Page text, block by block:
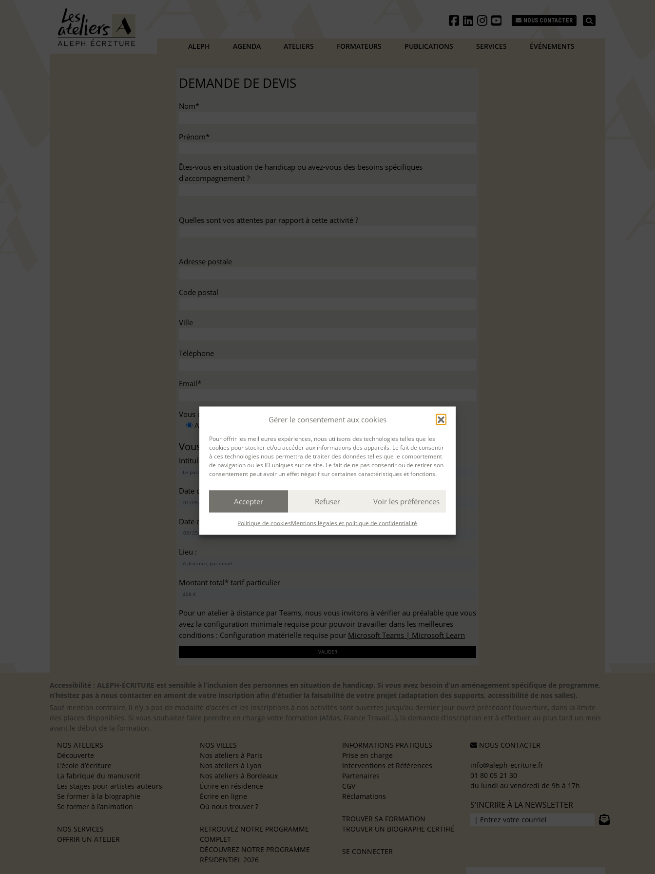
Gérer le consentement aux cookies
Pour offrir les meilleures expériences, nous utilisons des technologies telles que les
cookies pour stocker et/ou accéder aux informations des appareils. Le fait de consentir
à ces technologies nous permettra de traiter des données telles que le comportement
de navigation ou les ID uniques sur ce site. Le fait de ne pas consentir ou de retirer son
consentement peut avoir un effet négatif sur certaines caractéristiques et fonctions.
Accepter Refuser Voir les préférences
Politique de cookiesMentions légales et politique de confidentialité
NOUS CONTACTER
ALEPH AGENDA ATELIERS FORMATEURS PUBLICATIONS SERVICES ÉVÉNEMENTS
DEMANDE DE DEVIS
Nom*
Prénom*
Êtes-vous en situation de handicap ou avez-vous des besoins spécifiques
d'accompagnement ?
Quelles sont vos attentes par rapport à cette activité ?
Adresse postale
Code postal
Ville
Téléphone
Email*
Vous demandez ce devis :
A titre personnel
Pour bénéficier d’un financement
Vous souhaitez vous inscrire à :
Intitulé(s)*
Date de début*
Date de fin*
Lieu :
Montant total* tarif particulier
Pour un atelier à distance par Teams, nous vous invitons à vérifier au préalable que vous
avez la configuration minimale requise pour pouvoir travailler dans les meilleures
conditions : Configuration matérielle requise pour Microsoft Teams | Microsoft Learn
Accessibilité : ALEPH-ÉCRITURE est sensible à l’inclusion des personnes en situation de handicap. Si vous avez besoin d’un aménagement spécifique de programme,
n’hésitez pas à nous contacter en amont de votre inscription afin d’étudier la faisabilité de votre projet (adaptation des supports, accessibilité de nos salles).
Sauf mention contraire, il n’y a pas de modalité d’accès et les inscriptions à nos activités sont ouvertes jusqu’au dernier jour ouvré précédant l’ouverture, dans la limite
des places disponibles. Si vous souhaitez faire prendre en charge votre formation (Afdas, France Travail…), la demande d’inscription est à effectuer au plus tard un mois
avant le début de la formation.
NOS ATELIERS
Découverte
L’école d’écriture
La fabrique du manuscrit
Les stages pour artistes-auteurs
Se former à la biographie
Se former à l’animation
NOS SERVICES
OFFRIR UN ATELIER
NOS VILLES
Nos ateliers à Paris
Nos ateliers à Lyon
Nos ateliers à Bordeaux
Écrire en résidence
Écrire en ligne
Où nous trouver ?
RETROUVEZ NOTRE PROGRAMME
COMPLET
DÉCOUVREZ NOTRE PROGRAMME
RÉSIDENTIEL 2026
INFORMATIONS PRATIQUES
Prise en charge
Interventions et Références
Partenaires
CGV
Réclamations
TROUVER SA FORMATION
TROUVER UN BIOGRAPHE CERTIFIÉ
SE CONNECTER
NOUS CONTACTER
info@aleph-ecriture.fr
01 80 05 21 30
du lundi au vendredi de 9h à 17h
S'INCRIRE À LA NEWSLETTER